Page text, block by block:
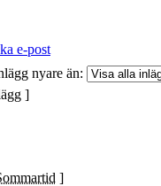
nyare än:
]
]